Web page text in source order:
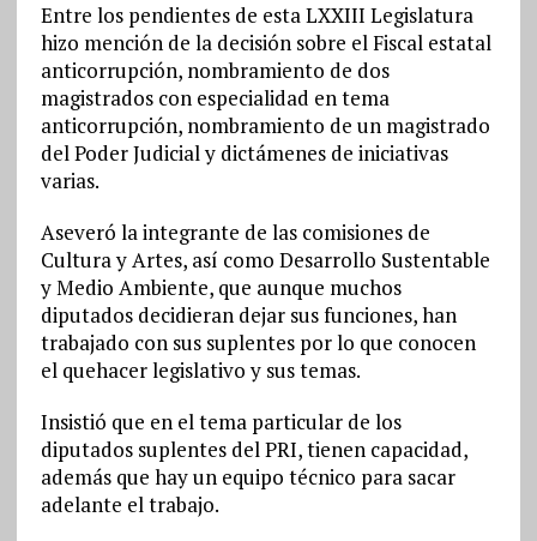
Entre los pendientes de esta LXXIII Legislatura
hizo mención de la decisión sobre el Fiscal estatal
anticorrupción, nombramiento de dos
magistrados con especialidad en tema
anticorrupción, nombramiento de un magistrado
del Poder Judicial y dictámenes de iniciativas
varias.
Aseveró la integrante de las comisiones de
Cultura y Artes, así como Desarrollo Sustentable
y Medio Ambiente, que aunque muchos
diputados decidieran dejar sus funciones, han
trabajado con sus suplentes por lo que conocen
el quehacer legislativo y sus temas.
Insistió que en el tema particular de los
diputados suplentes del PRI, tienen capacidad,
además que hay un equipo técnico para sacar
adelante el trabajo.